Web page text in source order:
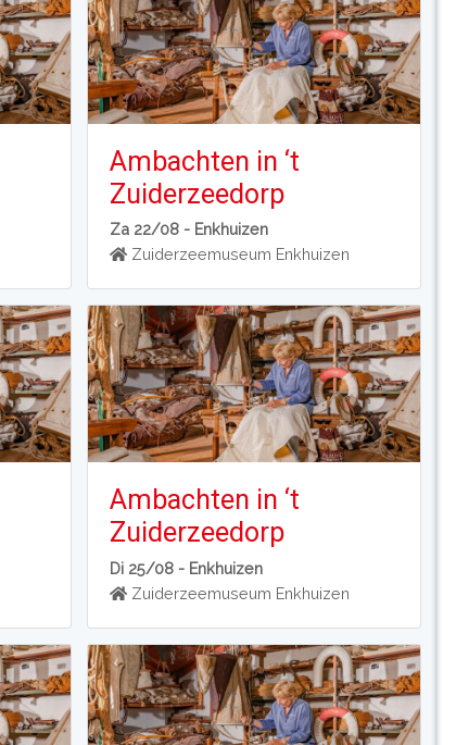
Ambachten in ‘t
Zuiderzeedorp
Za 22/08 - Enkhuizen
Zuiderzeemuseum Enkhuizen
Ambachten in ‘t
Zuiderzeedorp
Di 25/08 - Enkhuizen
Zuiderzeemuseum Enkhuizen